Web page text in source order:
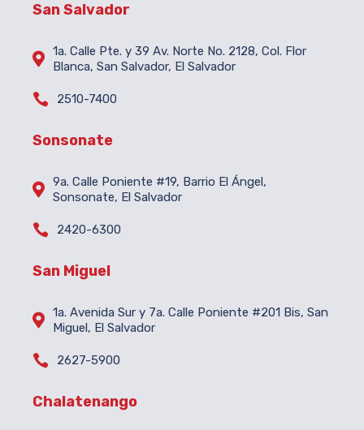
San Salvador
 1a. Calle Pte. y 39 Av. Norte No. 2128, Col. Flor
Blanca, San Salvador, El Salvador
 2510-7400
Sonsonate
 9a. Calle Poniente #19, Barrio El Ángel,
Sonsonate, El Salvador
 2420-6300
San Miguel
 1a. Avenida Sur y 7a. Calle Poniente #201 Bis, San
Miguel, El Salvador
 2627-5900
Chalatenango